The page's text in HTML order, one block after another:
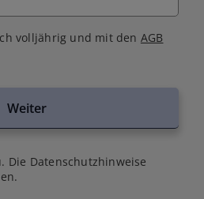
volljährig und mit den AGB
Weiter
Die Datenschutzhinweise